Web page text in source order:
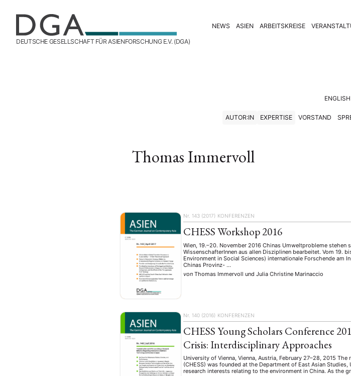
DEUTSCHE GESELLSCHAFT FÜR ASIENFORSCHUNG E.V. (DGA)
NEWS ASIEN ARBEITSKREISE
ENGLISH
AUTOR:IN EXPERTISE VORSTAND
Thomas Immervoll
Nr. 143 (2017) KONFERENZEN
CHESS Workshop 2016
Wien, 19.–20. November 2016 Chinas Umweltprobleme
WissenschafterInnen aus allen Disziplinen bearbeitet. Vom 19.
Environment in Social Sciences) internationale Forschende am
Chinas Provinz- …
von Thomas Immervollund Julia Christine Marinaccio
Nr. 140 (2016) KONFERENZEN
CHESS Young Scholars Conference
Crisis: Interdisciplinary Approaches
University of Vienna, Vienna, Austria, February 27–28, 2015
(CHESS) was founded at the Department of East Asian
research interests relating to the environment in China. As the